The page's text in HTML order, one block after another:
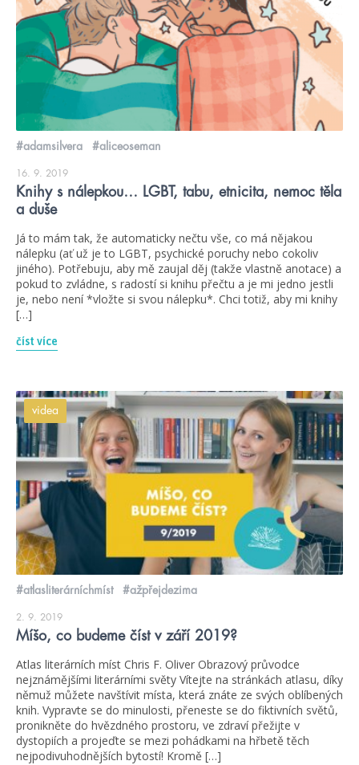
#adamsilvera #aliceoseman
16. 9. 2019
Knihy s nálepkou… LGBT, tabu, etnicita, nemoc těla
a duše
Já to mám tak, že automaticky nečtu vše, co má nějakou
nálepku (ať už je to LGBT, psychické poruchy nebo cokoliv
jiného). Potřebuju, aby mě zaujal děj (takže vlastně anotace) a
pokud to zvládne, s radostí si knihu přečtu a je mi jedno jestli
je, nebo není *vložte si svou nálepku*. Chci totiž, aby mi knihy
[…]
číst více
videa
#atlasliterárníchmíst #ažpřejdezima
2. 9. 2019
Míšo, co budeme číst v září 2019?
Atlas literárních míst Chris F. Oliver Obrazový průvodce
nejznámějšími literárními světy Vítejte na stránkách atlasu, díky
němuž můžete navštívit místa, která znáte ze svých oblíbených
knih. Vypravte se do minulosti, přeneste se do fiktivních světů,
pronikněte do hvězdného prostoru, ve zdraví přežijte v
dystopiích a projeďte se mezi pohádkami na hřbetě těch
nejpodivuhodnějších bytostí! Kromě […]